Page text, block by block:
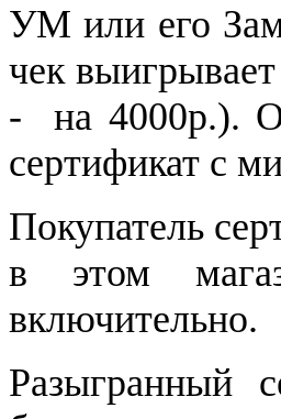
УМ или его Зам
чек
-
на 4000р.).
сертификат с
Покупатель
в этом
включительно.
Разыгранный